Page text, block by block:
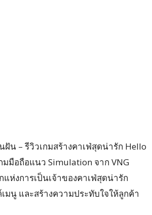
ฝัน – รีวิวเกมสร้างคาเฟ่สุดน่ารัก Hello
มมือถือแนว Simulation จาก VNG
ห่งการเป็นเจ้าของคาเฟ่สุดน่ารัก
มนู และสร้างความประทับใจให้ลูกค้า